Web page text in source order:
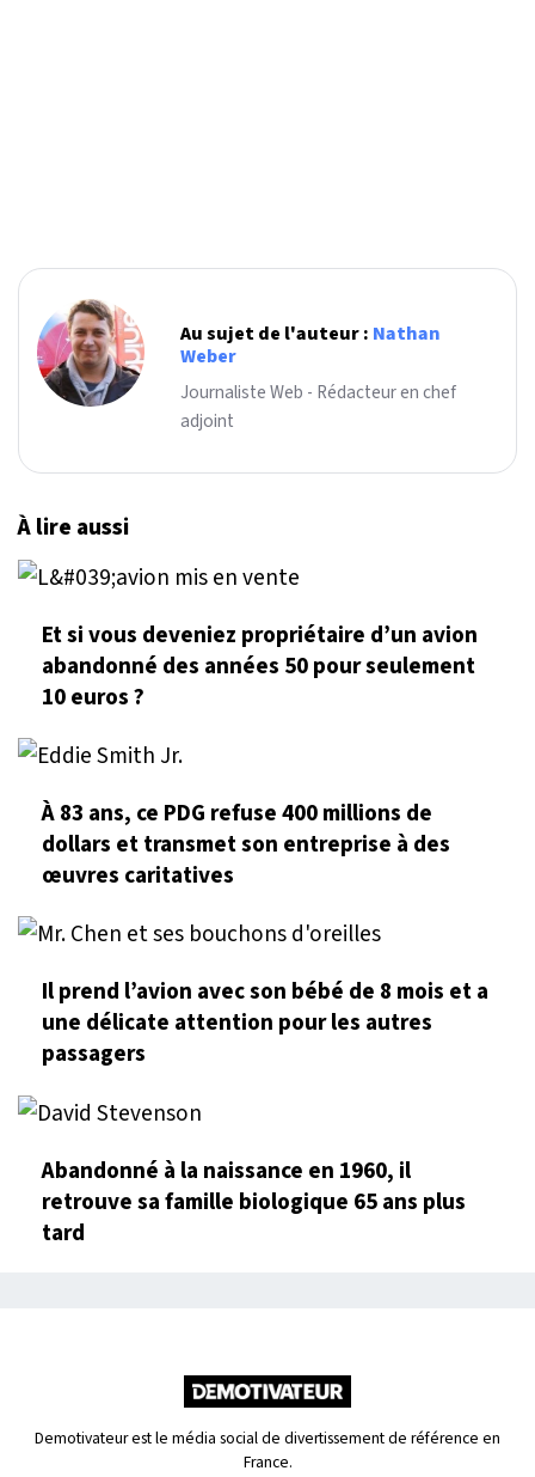
Au sujet de l'auteur : Nathan
Weber
Journaliste Web - Rédacteur en chef
adjoint
À lire aussi
Et si vous deveniez propriétaire d’un avion
abandonné des années 50 pour seulement
10 euros ?
À 83 ans, ce PDG refuse 400 millions de
dollars et transmet son entreprise à des
œuvres caritatives
Il prend l’avion avec son bébé de 8 mois et a
une délicate attention pour les autres
passagers
Abandonné à la naissance en 1960, il
retrouve sa famille biologique 65 ans plus
tard
Demotivateur est le média social de divertissement de référence en
France.